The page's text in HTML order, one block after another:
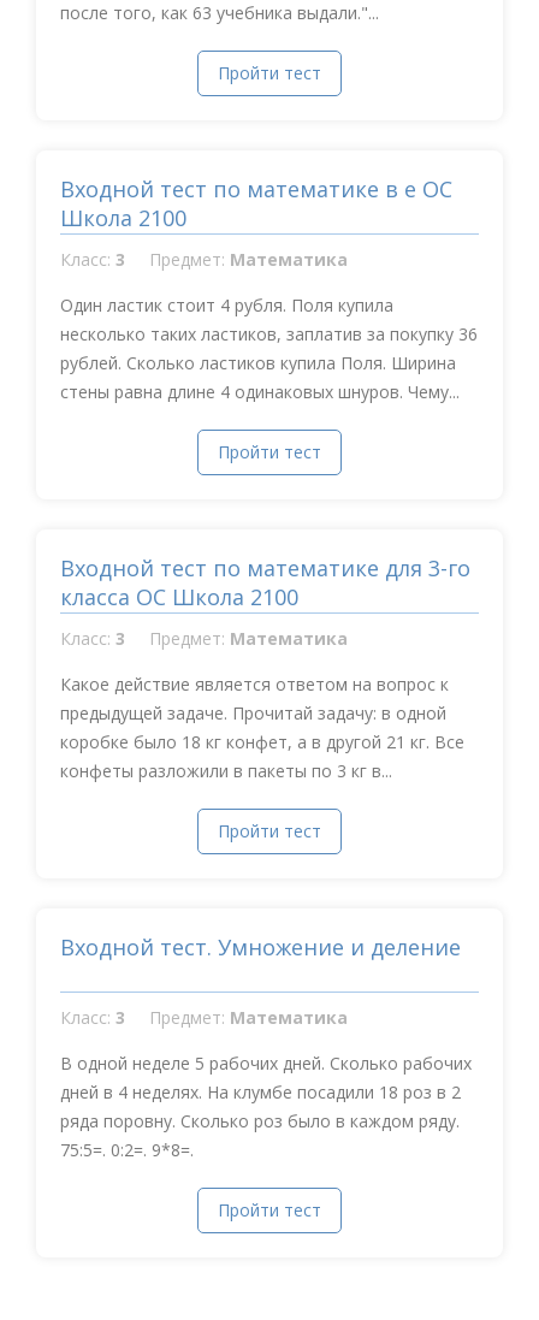
после того, как 63 учебника выдали."...
Пройти тест
Входной тест по математике в е ОС
Школа 2100
Класс: 3 Предмет: Математика
Один ластик стоит 4 рубля. Поля купила
несколько таких ластиков, заплатив за покупку 36
рублей. Сколько ластиков купила Поля. Ширина
стены равна длине 4 одинаковых шнуров. Чему...
Пройти тест
Входной тест по математике для 3-го
класса ОС Школа 2100
Класс: 3 Предмет: Математика
Какое действие является ответом на вопрос к
предыдущей задаче. Прочитай задачу: в одной
коробке было 18 кг конфет, а в другой 21 кг. Все
конфеты разложили в пакеты по 3 кг в...
Пройти тест
Входной тест. Умножение и деление
Класс: 3 Предмет: Математика
В одной неделе 5 рабочих дней. Сколько рабочих
дней в 4 неделях. На клумбе посадили 18 роз в 2
ряда поровну. Сколько роз было в каждом ряду.
75:5=. 0:2=. 9*8=.
Пройти тест